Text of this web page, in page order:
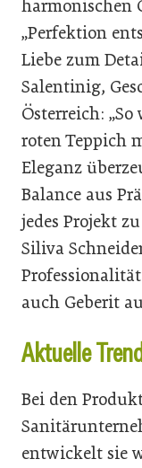
harmonischen
„Perfektion
Liebe zum
Salentinig,
Österreich:
roten Teppich
Eleganz
Balance aus
jedes Projekt
Siliva
auch Geberit
Aktuelle
Bei den
entwickelt sie